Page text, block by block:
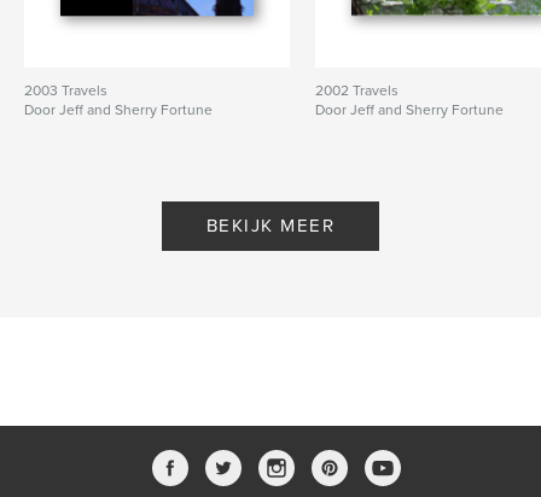
2003 Travels
Door Jeff and Sherry Fortune
2002 Travels
Door Jeff and Sherry Fortune
BEKIJK MEER